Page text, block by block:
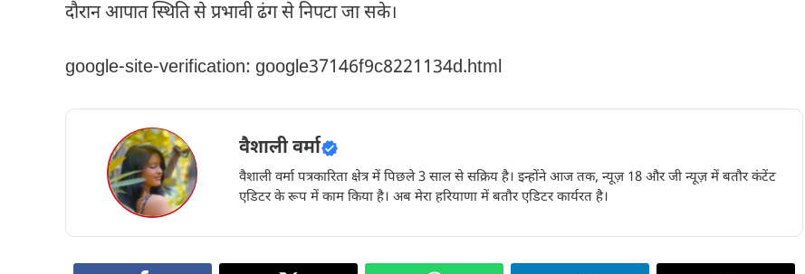
दौरान आपात स्थिति से प्रभावी ढंग से निपटा जा सके।
google-site-verification: google37146f9c8221134d.html
वैशाली वर्मा
वैशाली वर्मा पत्रकारिता क्षेत्र में पिछले 3 साल से सक्रिय है। इन्होंने आज तक, न्यूज़ 18 और जी न्यूज़ में बतौर कंटेंट
एडिटर के रूप में काम किया है। अब मेरा हरियाणा में बतौर एडिटर कार्यरत है।